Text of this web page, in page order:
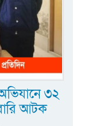
৩২
আটক